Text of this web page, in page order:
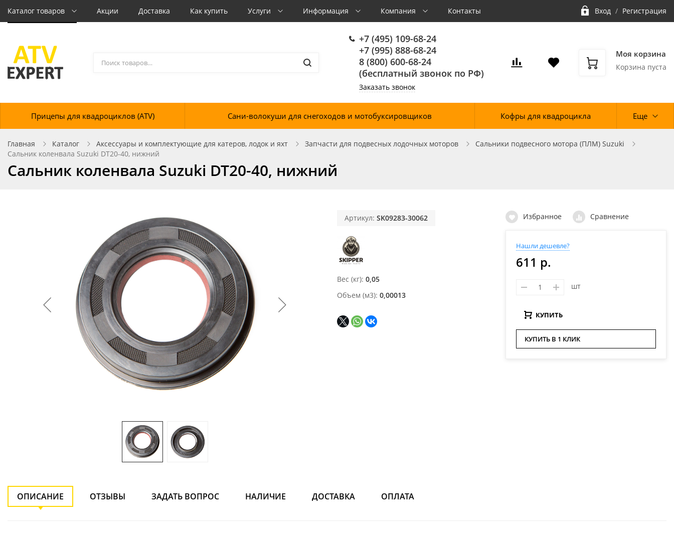
Каталог товаров Акции Доставка Как купить Услуги Информация Компания Контакты Вход / Регистрация
+7 (495) 109-68-24
+7 (995) 888-68-24
8 (800) 600-68-24
(бесплатный звонок по РФ)
Заказать звонок
Моя корзина
Корзина пуста
Прицепы для квадроциклов (ATV) Сани-волокуши для снегоходов и мотобуксировщиков Кофры для квадроцикла Еще
Главная Каталог Аксессуары и комплектующие для катеров, лодок и яхт Запчасти для подвесных лодочных моторов
Сальники подвесного мотора (ПЛМ) Suzuki
Сальник коленвала Suzuki DT20-40, нижний
Сальник коленвала Suzuki DT20-40, нижний
Артикул: SK09283-30062
Вес (кг) 0,05
Объем (м3) 0,00013
Избранное Сравнение
Нашли дешевле?
611 р.
шт
КУПИТЬ
КУПИТЬ В 1 КЛИК
ОПИСАНИЕ ОТЗЫВЫ ЗАДАТЬ ВОПРОС НАЛИЧИЕ ДОСТАВКА ОПЛАТА